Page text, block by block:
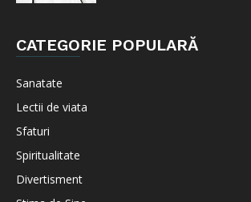
CATEGORIE POPULARĂ
Sanatate
Lectii de viata
Sfaturi
Spiritualitate
Divertisment